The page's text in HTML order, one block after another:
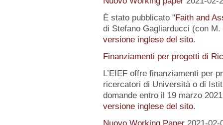
È stato pubblicato "Faith and
di Stefano Gagliarducci (con
versione inglese del sito.
Finanziamenti per progetti di
L’EIEF offre finanziamenti per
ricercatori di Università o di
domande entro il 19 marzo
versione inglese del sito.